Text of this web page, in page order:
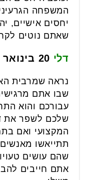
המשפחה
יחסים אישיים,
שאתם נוטים
דלי
נראה שמרבית
שבו אתם
עבורכם והוא
שלכם לשפר את
המקצועי ואם
תתייאשו
שהם עושים
אתם חייבים